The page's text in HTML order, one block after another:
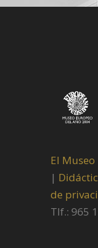
El Museo
|
de
Tlf.: 965